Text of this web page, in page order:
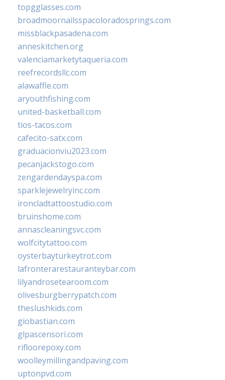
topgglasses.com
broadmoornailsspacoloradosprings.com
missblackpasadena.com
anneskitchen.org
valenciamarketytaqueria.com
reefrecordsllc.com
alawaffle.com
aryouthfishing.com
united-basketball.com
tios-tacos.com
cafecito-satx.com
graduacionviu2023.com
pecanjackstogo.com
zengardendayspa.com
sparklejewelryinc.com
ironcladtattoostudio.com
bruinshome.com
annascleaningsvc.com
wolfcitytattoo.com
oysterbayturkeytrot.com
lafronterarestauranteybar.com
lilyandrosetearoom.com
olivesburgberrypatch.com
theslushkids.com
giobastian.com
glpascensori.com
rifloorepoxy.com
woolleymillingandpaving.com
uptonpvd.com